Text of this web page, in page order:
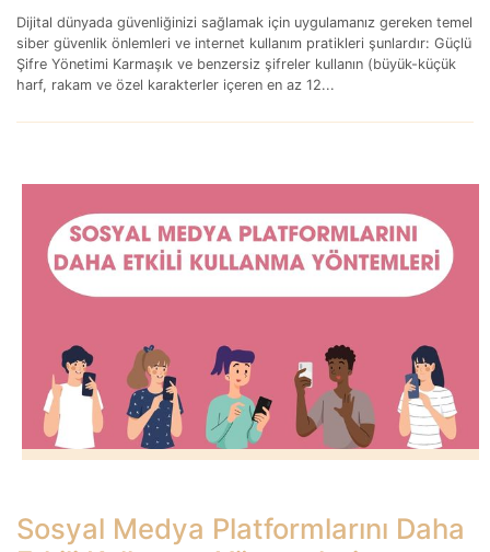
Dijital dünyada güvenliğinizi sağlamak için uygulamanız gereken temel
siber güvenlik önlemleri ve internet kullanım pratikleri şunlardır: Güçlü
Şifre Yönetimi Karmaşık ve benzersiz şifreler kullanın (büyük-küçük
harf, rakam ve özel karakterler içeren en az 12...
Sosyal Medya Platformlarını Daha